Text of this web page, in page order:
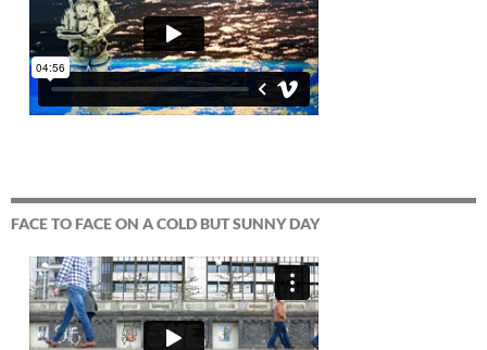
FACE TO FACE ON A COLD BUT SUNNY DAY